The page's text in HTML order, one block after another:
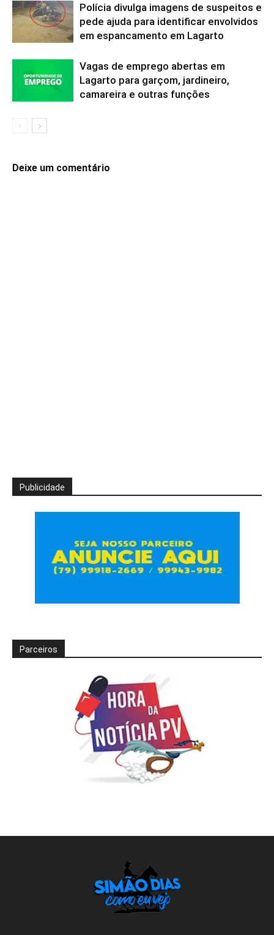
Polícia divulga imagens de suspeitos e
pede ajuda para identificar envolvidos
em espancamento em Lagarto
Vagas de emprego abertas em
Lagarto para garçom, jardineiro,
camareira e outras funções
Deixe um comentário
Publicidade
Parceiros